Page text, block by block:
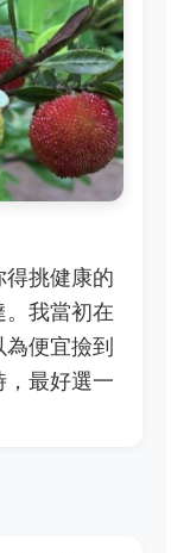
挑健康的
我當初在
便宜撿到
最好選一